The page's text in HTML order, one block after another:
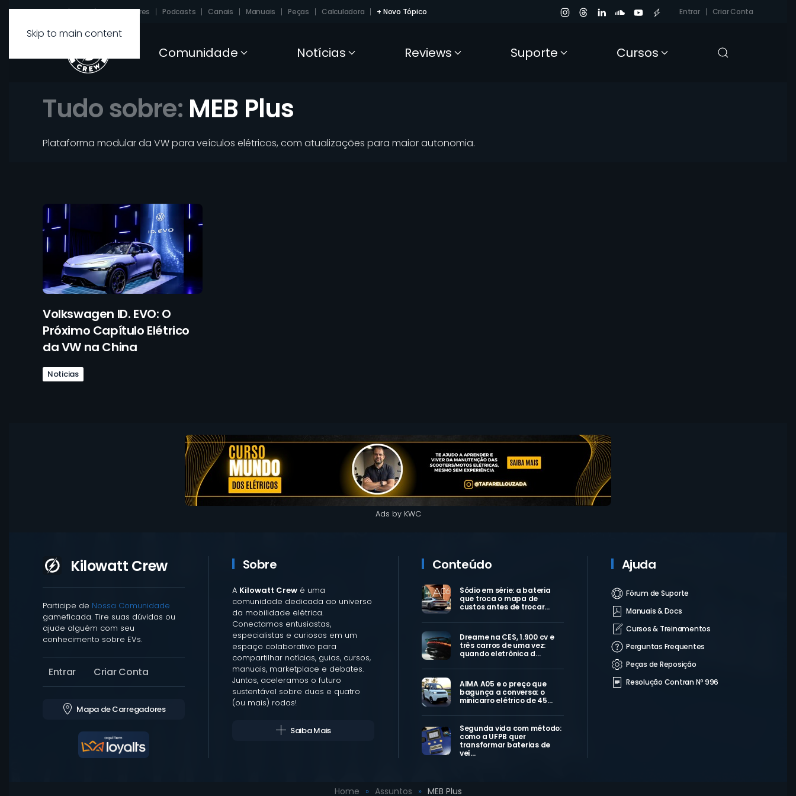
Skip to main content
Sobre FAQ Carregadores Podcasts Canais Manuais Peças Calculadora + Novo Tópico Entrar Criar Conta
Comunidade Notícias Reviews Suporte Cursos
Tudo sobre: MEB Plus
Plataforma modular da VW para veículos elétricos, com atualizações para maior autonomia.
Volkswagen ID. EVO: O
Próximo Capítulo Elétrico
da VW na China
Noticias
Ads by KWC
Kilowatt Crew
Participe de Nossa Comunidade
gameficada. Tire suas dúvidas ou
ajude alguém com seu
conhecimento sobre EVs.
Entrar Criar Conta
Mapa de Carregadores
Sobre
A Kilowatt Crew é uma
comunidade dedicada ao universo
da mobilidade elétrica.
Conectamos entusiastas,
especialistas e curiosos em um
espaço colaborativo para
compartilhar notícias, guias, cursos,
manuais, marketplace e debates.
Juntos, aceleramos o futuro
sustentável sobre duas e quatro
(ou mais) rodas!
Saiba Mais
Conteúdo
Sódio em série: a bateria
que troca o mapa de
custos antes de trocar…
Dreame na CES, 1.900 cv e
três carros de uma vez:
quando eletrônica d…
AIMA A05 e o preço que
bagunça a conversa: o
minicarro elétrico de 45…
Segunda vida com método:
como a UFPB quer
transformar baterias de
veí…
Ajuda
Fórum de Suporte
Manuais & Docs
Cursos & Treinamentos
Perguntas Frequentes
Peças de Reposição
Resolução Contran Nº 996
Home Assuntos MEB Plus